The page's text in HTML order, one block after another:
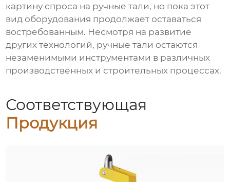
картину спроса на ручные тали, но пока этот
вид оборудования продолжает оставаться
востребованным. Несмотря на развитие
других технологий, ручные тали остаются
незаменимыми инструментами в различных
производственных и строительных процессах.
Соответствующая
Продукция